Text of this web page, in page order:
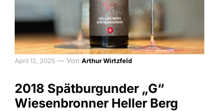
April 12, 2025 — Von Arthur Wirtzfeld
2018 Spätburgunder „G“
Wiesenbronner Heller Berg